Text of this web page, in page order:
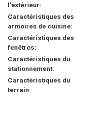
l'extérieur:
Caractéristiques des
armoires de cuisine:
Caractéristiques des
fenêtres:
Caractéristiques du
stationnement:
Caractéristiques du
terrain: